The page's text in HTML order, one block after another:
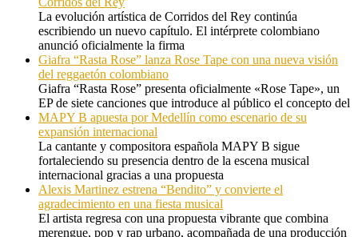
La evolución artística de Corridos del Rey continúa
escribiendo un nuevo capítulo. El intérprete colombiano
anunció oficialmente la firma
Giafra “Rasta Rose” lanza Rose Tape con una nueva visión
del reggaetón colombiano
Giafra “Rasta Rose” presenta oficialmente «Rose Tape», un
EP de siete canciones que introduce al público el concepto del
MAPY B apuesta por Medellín como escenario de su
expansión internacional
La cantante y compositora española MAPY B sigue
fortaleciendo su presencia dentro de la escena musical
internacional gracias a una propuesta
Alexis Martinez estrena “Bendito” y convierte el
agradecimiento en una fiesta musical
El artista regresa con una propuesta vibrante que combina
merengue, pop y rap urbano, acompañada de una producción